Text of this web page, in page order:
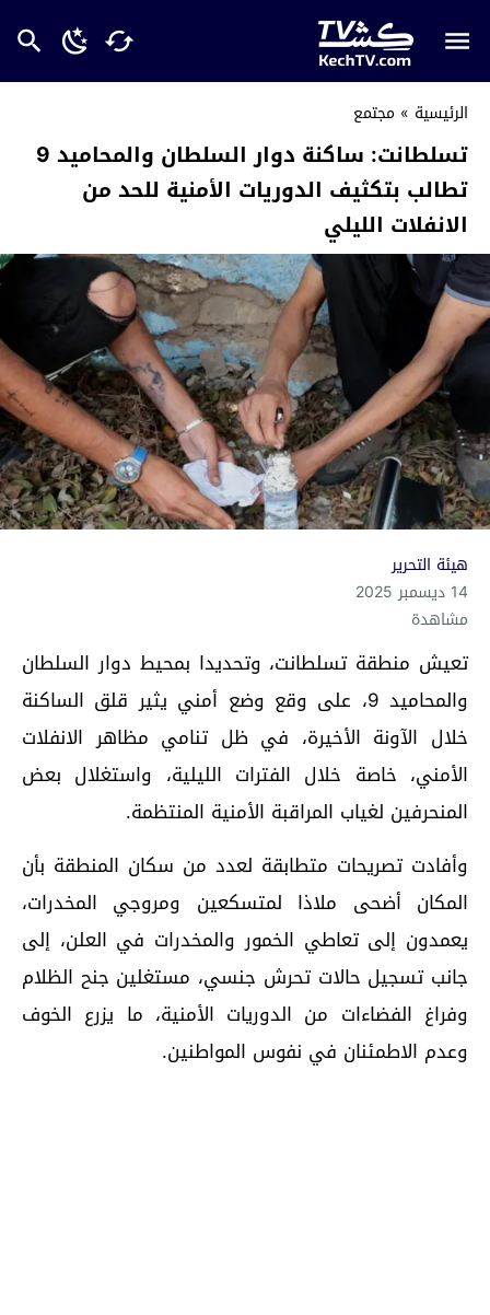
الرئيسية » مجتمع
تسلطانت: ساكنة دوار السلطان والمحاميد 9
تطالب بتكثيف الدوريات الأمنية للحد من
الانفلات الليلي
هيئة التحرير
14 ديسمبر 2025
مشاهدة
تعيش منطقة تسلطانت، وتحديدا بمحيط دوار السلطان
والمحاميد 9، على وقع وضع أمني يثير قلق الساكنة
خلال الآونة الأخيرة، في ظل تنامي مظاهر الانفلات
الأمني، خاصة خلال الفترات الليلية، واستغلال بعض
المنحرفين لغياب المراقبة الأمنية المنتظمة.
وأفادت تصريحات متطابقة لعدد من سكان المنطقة بأن
المكان أضحى ملاذا لمتسكعين ومروجي المخدرات،
يعمدون إلى تعاطي الخمور والمخدرات في العلن، إلى
جانب تسجيل حالات تحرش جنسي، مستغلين جنح الظلام
وفراغ الفضاءات من الدوريات الأمنية، ما يزرع الخوف
وعدم الاطمئنان في نفوس المواطنين.